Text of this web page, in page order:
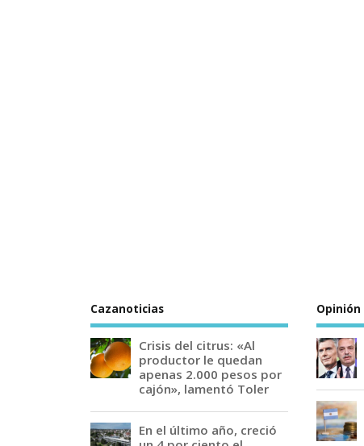
Cazanoticias
Crisis del citrus: «Al
productor le quedan
apenas 2.000 pesos por
cajón», lamentó Toler
En el último año, creció
Opinión